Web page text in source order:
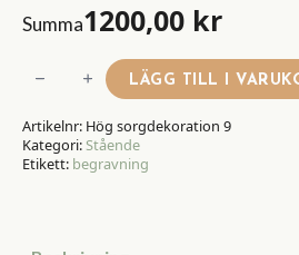
Summa1200,00 kr
sorgdekoration
9
mängd
LÄGG TILL I
Artikelnr: Hög sorgdekoration 9
Kategori:Stående
Etikett: begravning